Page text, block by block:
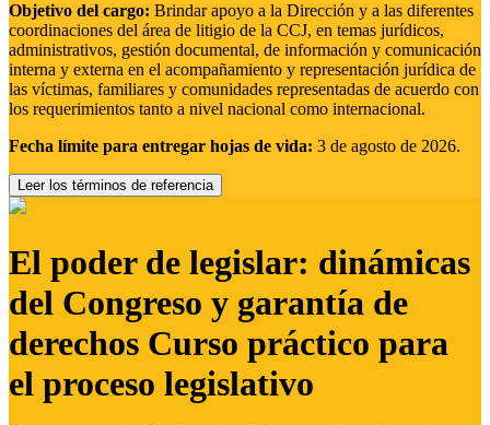
Objetivo del cargo: Brindar apoyo a la Dirección y a las diferentes
coordinaciones del área de litigio de la CCJ, en temas jurídicos,
administrativos, gestión documental, de información y comunicación
interna y externa en el acompañamiento y representación jurídica de
las víctimas, familiares y comunidades representadas de acuerdo con
los requerimientos tanto a nivel nacional como internacional.
Fecha límite para entregar hojas de vida: 3 de agosto de 2026.
Leer los términos de referencia
El poder de legislar: dinámicas
del Congreso y garantía de
derechos Curso práctico para
el proceso legislativo